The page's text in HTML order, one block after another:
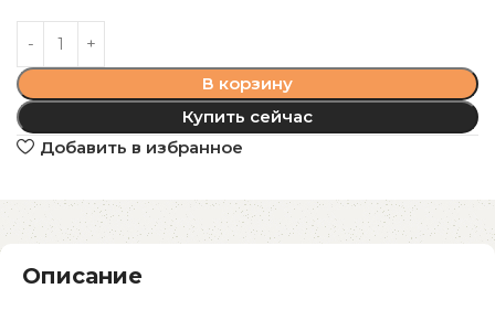
В корзину
Купить сейчас
Добавить в избранное
Описание